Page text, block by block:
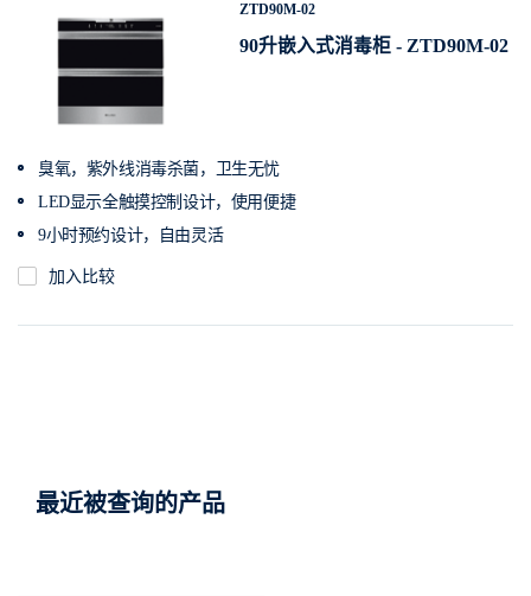
ZTD90M-02
90升嵌入式消毒柜 - ZTD90M-02
臭氧，紫外线消毒杀菌，卫生无忧
LED显示全触摸控制设计，使用便捷
9小时预约设计，自由灵活
加入比较
最近被查询的产品